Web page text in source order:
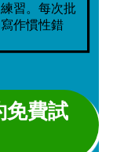
習。每次批
作慣性錯
免費試